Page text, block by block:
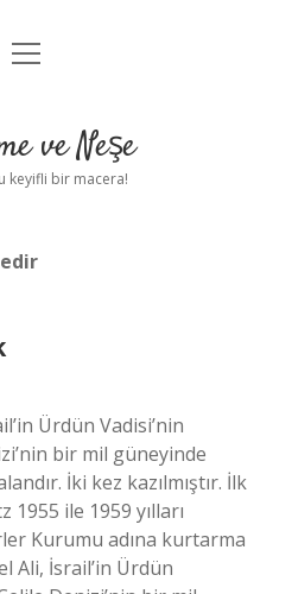
Uyarı
menüyü
ve Neşe
keyifli bir macera!
Ürdün Vadisi’nin
bir mil güneyinde
İki kez kazılmıştır. İlk
ile 1959 yılları
Kurumu adına kurtarma
Ali, İsrail’in Ürdün